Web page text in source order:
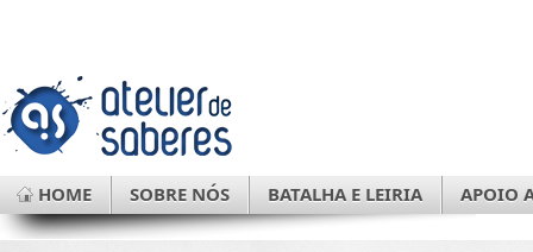
HOME SOBRE NÓS BATALHA E LEIRIA APOIO